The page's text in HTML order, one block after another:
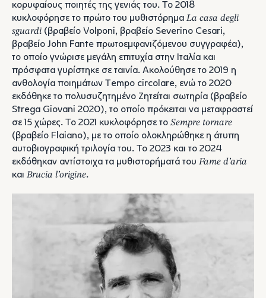
κορυφαίους ποιητές της γενιάς του. Το 2018
κυκλοφόρησε το πρώτο του μυθιστόρημα La casa degli
sguardi (βραβείο Volponi, βραβείο Severino Cesari,
βραβείο John Fante πρωτοεμφανιζόμενου συγγραφέα),
το οποίο γνώρισε μεγάλη επιτυχία στην Ιταλία και
πρόσφατα γυρίστηκε σε ταινία. Ακολούθησε το 2019 η
ανθολογία ποιημάτων Tempo circolare, ενώ το 2020
εκδόθηκε το πολυσυζητημένο Ζητείται σωτηρία (βραβείο
Strega Giovani 2020), το οποίο πρόκειται να μεταφραστεί
σε 15 χώρες. Το 2021 κυκλοφόρησε το Sempre tornare
(βραβείο Flaiano), με το οποίο ολοκληρώθηκε η άτυπη
αυτοβιογραφική τριλογία του. Το 2023 και το 2024
εκδόθηκαν αντίστοιχα τα μυθιστορήματά του Fame d’aria
και Brucia l’origine.